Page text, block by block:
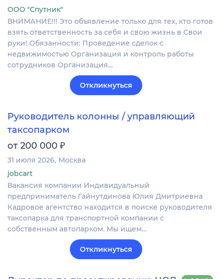
ООО "Спутник"
ВНИМАНИЕ!!! Это объявление только для тех, кто готов
взять ответственность за себя и свою жизнь в Свои
руки! Обязанности: Проведение сделок с
недвижимостью Организация и контроль работы
сотрудников Организация…
Откликнуться
Руководитель колонны / управляющий
таксопарком
от 200 000 ₽
31 июля 2026 Москва
jobcart
Вакансия компании Индивидуальный
предприниматель Гайнутдинова Юлия Дмитриевна
Кадровое агентство находится в поиске руководителя
таксопарка для транспортной компании с
собственным автопарком. Мы ищем…
Откликнуться